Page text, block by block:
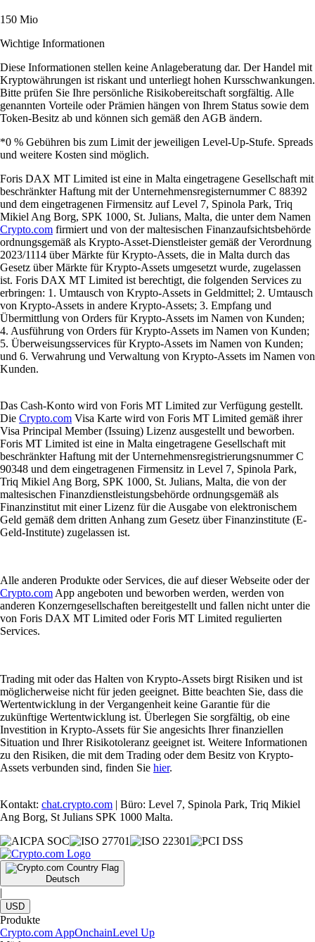
150 Mio
Wichtige Informationen
Diese Informationen stellen keine Anlageberatung dar. Der Handel mit
Kryptowährungen ist riskant und unterliegt hohen Kursschwankungen.
Bitte prüfen Sie Ihre persönliche Risikobereitschaft sorgfältig. Alle
genannten Vorteile oder Prämien hängen von Ihrem Status sowie dem
Token-Besitz ab und können sich gemäß den AGB ändern.
*0 % Gebühren bis zum Limit der jeweiligen Level-Up-Stufe. Spreads
und weitere Kosten sind möglich.
Foris DAX MT Limited ist eine in Malta eingetragene Gesellschaft mit
beschränkter Haftung mit der Unternehmensregisternummer C 88392
und dem eingetragenen Firmensitz auf Level 7, Spinola Park, Triq
Mikiel Ang Borg, SPK 1000, St. Julians, Malta, die unter dem Namen
Crypto.com firmiert und von der maltesischen Finanzaufsichtsbehörde
ordnungsgemäß als Krypto-Asset-Dienstleister gemäß der Verordnung
2023/1114 über Märkte für Krypto-Assets, die in Malta durch das
Gesetz über Märkte für Krypto-Assets umgesetzt wurde, zugelassen
ist. Foris DAX MT Limited ist berechtigt, die folgenden Services zu
erbringen: 1. Umtausch von Krypto-Assets in Geldmittel; 2. Umtausch
von Krypto-Assets in andere Krypto-Assets; 3. Empfang und
Übermittlung von Orders für Krypto-Assets im Namen von Kunden;
4. Ausführung von Orders für Krypto-Assets im Namen von Kunden;
5. Überweisungsservices für Krypto-Assets im Namen von Kunden;
und 6. Verwahrung und Verwaltung von Krypto-Assets im Namen von
Kunden.
Das Cash-Konto wird von Foris MT Limited zur Verfügung gestellt.
Die Crypto.com Visa Karte wird von Foris MT Limited gemäß ihrer
Visa Principal Member (Issuing) Lizenz ausgestellt und beworben.
Foris MT Limited ist eine in Malta eingetragene Gesellschaft mit
beschränkter Haftung mit der Unternehmensregistrierungsnummer C
90348 und dem eingetragenen Firmensitz in Level 7, Spinola Park,
Triq Mikiel Ang Borg, SPK 1000, St. Julians, Malta, die von der
maltesischen Finanzdienstleistungsbehörde ordnungsgemäß als
Finanzinstitut mit einer Lizenz für die Ausgabe von elektronischem
Geld gemäß dem dritten Anhang zum Gesetz über Finanzinstitute (E-
Geld-Institute) zugelassen ist.
Alle anderen Produkte oder Services, die auf dieser Webseite oder der
Crypto.com App angeboten und beworben werden, werden von
anderen Konzerngesellschaften bereitgestellt und fallen nicht unter die
von Foris DAX MT Limited oder Foris MT Limited regulierten
Services.
Trading mit oder das Halten von Krypto-Assets birgt Risiken und ist
möglicherweise nicht für jeden geeignet. Bitte beachten Sie, dass die
Wertentwicklung in der Vergangenheit keine Garantie für die
zukünftige Wertentwicklung ist. Überlegen Sie sorgfältig, ob eine
Investition in Krypto-Assets für Sie angesichts Ihrer finanziellen
Situation und Ihrer Risikotoleranz geeignet ist. Weitere Informationen
zu den Risiken, die mit dem Trading oder dem Besitz von Krypto-
Assets verbunden sind, finden Sie hier.
Kontakt: chat.crypto.com | Büro: Level 7, Spinola Park, Triq Mikiel
Ang Borg, St Julians SPK 1000 Malta.
Deutsch
|
USD
Produkte
Crypto.com AppOnchainLevel Up